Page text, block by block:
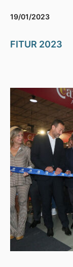
19/01/2023
FITUR 2023